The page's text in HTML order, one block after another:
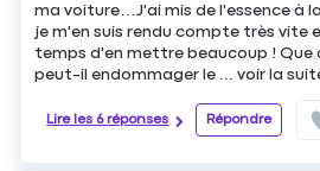
ma voiture…J'ai mis de l'essence à
je m'en suis rendu compte très vite
temps d'en mettre beaucoup ! Que
peut-il endommager le ...voir la
Lire les 6 réponses Répondre